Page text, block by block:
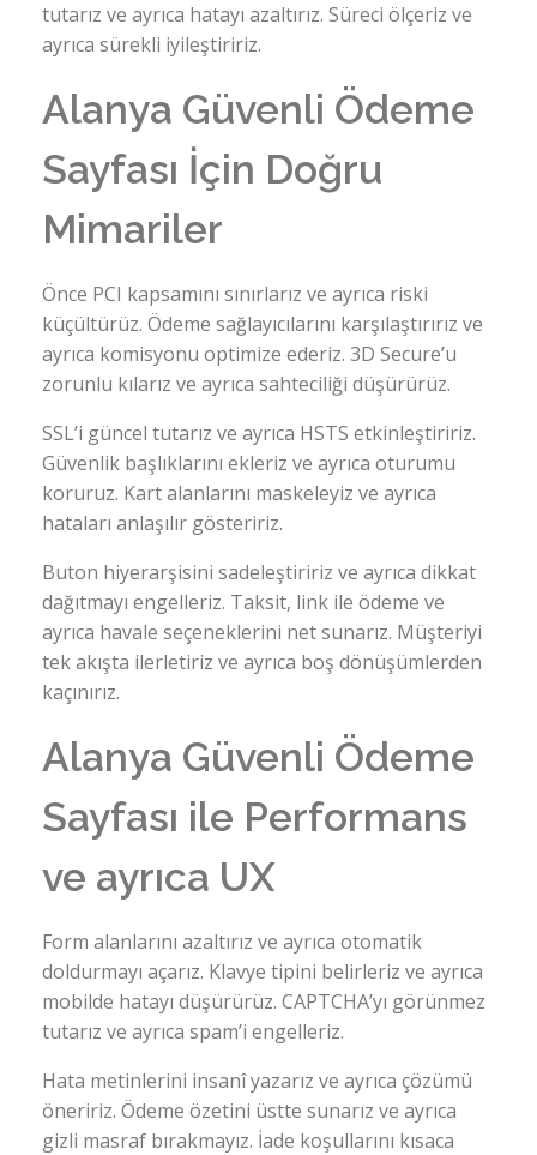
tutarız ve ayrıca hatayı azaltırız. Süreci ölçeriz ve
ayrıca sürekli iyileştiririz.
Alanya Güvenli Ödeme
Sayfası İçin Doğru
Mimariler
Önce PCI kapsamını sınırlarız ve ayrıca riski
küçültürüz. Ödeme sağlayıcılarını karşılaştırırız ve
ayrıca komisyonu optimize ederiz. 3D Secure’u
zorunlu kılarız ve ayrıca sahteciliği düşürürüz.
SSL’i güncel tutarız ve ayrıca HSTS etkinleştiririz.
Güvenlik başlıklarını ekleriz ve ayrıca oturumu
koruruz. Kart alanlarını maskeleyiz ve ayrıca
hataları anlaşılır gösteririz.
Buton hiyerarşisini sadeleştiririz ve ayrıca dikkat
dağıtmayı engelleriz. Taksit, link ile ödeme ve
ayrıca havale seçeneklerini net sunarız. Müşteriyi
tek akışta ilerletiriz ve ayrıca boş dönüşümlerden
kaçınırız.
Alanya Güvenli Ödeme
Sayfası ile Performans
ve ayrıca UX
Form alanlarını azaltırız ve ayrıca otomatik
doldurmayı açarız. Klavye tipini belirleriz ve ayrıca
mobilde hatayı düşürürüz. CAPTCHA’yı görünmez
tutarız ve ayrıca spam’i engelleriz.
Hata metinlerini insanî yazarız ve ayrıca çözümü
öneririz. Ödeme özetini üstte sunarız ve ayrıca
gizli masraf bırakmayız. İade koşullarını kısaca